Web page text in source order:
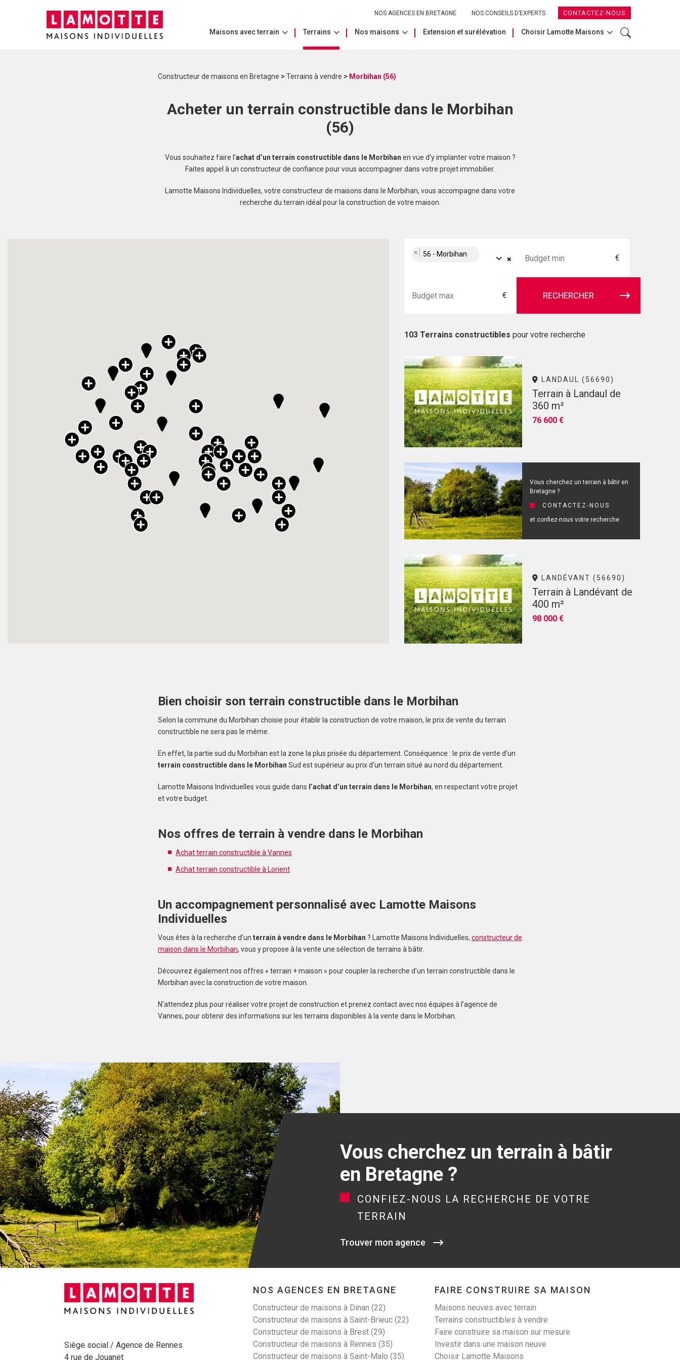
NOS AGENCES EN BRETAGNE NOS CONSEILS D’EXPERTS CONTACTEZ-NOUS
Maisons avec terrain Terrains Nos maisons Extension et surélévation Choisir Lamotte Maisons
Constructeur de maisons en Bretagne > Terrains à vendre > Morbihan (56)
Acheter un terrain constructible dans le Morbihan
(56)
Vous souhaitez faire l’achat d’un terrain constructible dans le Morbihan en vue d’y implanter votre maison ?
Faites appel à un constructeur de confiance pour vous accompagner dans votre projet immobilier.
Lamotte Maisons Individuelles, votre constructeur de maisons dans le Morbihan, vous accompagne dans votre
recherche du terrain idéal pour la construction de votre maison.
×
× 56 - Morbihan €
€ RECHERCHER
103 Terrains constructibles pour votre recherche
LANDAUL (56690)
Terrain à Landaul de
360 m²
76 600 €
Vous cherchez un terrain à bâtir en
Bretagne ?
CONTACTEZ-NOUS
et confiez-nous votre recherche
LANDÉVANT (56690)
Terrain à Landévant de
400 m²
98 000 €
alerte et ne manquez aucun bien correspondant à votre
Terrain à Kergrist de
Terrain à Lanester de
305 m²
99 900 €
Bien choisir son terrain constructible dans le Morbihan
Selon la commune du Morbihan choisie pour établir la construction de votre maison, le prix de vente du terrain
constructible ne sera pas le même.
En effet, la partie sud du Morbihan est la zone la plus prisée du département. Conséquence : le prix de vente d’un
terrain constructible dans le Morbihan Sud est supérieur au prix d’un terrain situé au nord du département.
Lamotte Maisons Individuelles vous guide dans l’achat d’un terrain dans le Morbihan, en respectant votre projet
et votre budget.
Nos offres de terrain à vendre dans le Morbihan
Achat terrain constructible à Vannes
Achat terrain constructible à Lorient
Un accompagnement personnalisé avec Lamotte Maisons
Individuelles
Vous êtes à la recherche d’un terrain à vendre dans le Morbihan ? Lamotte Maisons Individuelles, constructeur de
maison dans le Morbihan, vous y propose à la vente une sélection de terrains à bâtir.
Découvrez également nos offres « terrain + maison » pour coupler la recherche d’un terrain constructible dans le
Morbihan avec la construction de votre maison.
N’attendez plus pour réaliser votre projet de construction et prenez contact avec nos équipes à l’agence de
Vannes, pour obtenir des informations sur les terrains disponibles à la vente dans le Morbihan.
Vous cherchez un terrain à bâtir
en Bretagne ?
CONFIEZ-NOUS LA RECHERCHE DE VOTRE
TERRAIN
Trouver mon agence
Siège social / Agence de Rennes
4 rue de Jouanet
NOS AGENCES EN BRETAGNE
Constructeur de maisons à Dinan (22)
Constructeur de maisons à Saint-Brieuc (22)
Constructeur de maisons à Brest (29)
Constructeur de maisons à Rennes (35)
Constructeur de maisons à Saint-Malo (35)
FAIRE CONSTRUIRE SA MAISON
Maisons neuves avec terrain
Terrains constructibles à vendre
Faire construire sa maison sur mesure
Investir dans une maison neuve
Choisir Lamotte Maisons